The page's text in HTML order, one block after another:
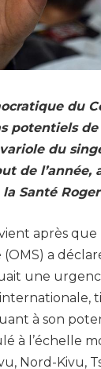
du
potentiels
du
de l’année,
Santé
après que
a
une
à son
à l’échelle
Nord-Kivu,